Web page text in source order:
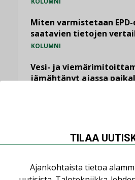
Miten varmistetaan
saatavien tietojen
KOLUMNI
Vesi- ja
jämähtänyt ajassa
TILAA
Ajankohtaista tietoa